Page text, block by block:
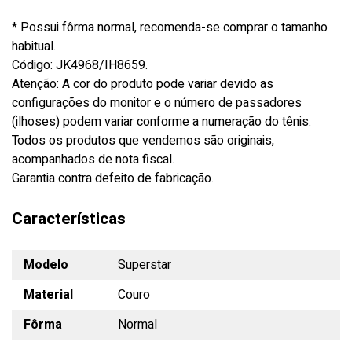
* Possui fôrma normal, recomenda-se comprar o tamanho
habitual.
Código: JK4968/IH8659.
Atenção: A cor do produto pode variar devido as
configurações do monitor e o número de passadores
(ilhoses) podem variar conforme a numeração do tênis.
Todos os produtos que vendemos são originais,
acompanhados de nota fiscal.
Garantia contra defeito de fabricação.
Características
Modelo
Superstar
Material
Couro
Fôrma
Normal